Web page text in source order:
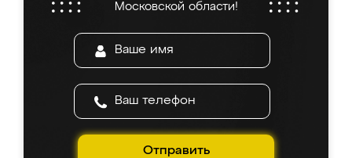
Московской области!
Отправить